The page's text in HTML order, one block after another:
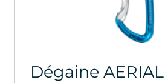
Dégaine